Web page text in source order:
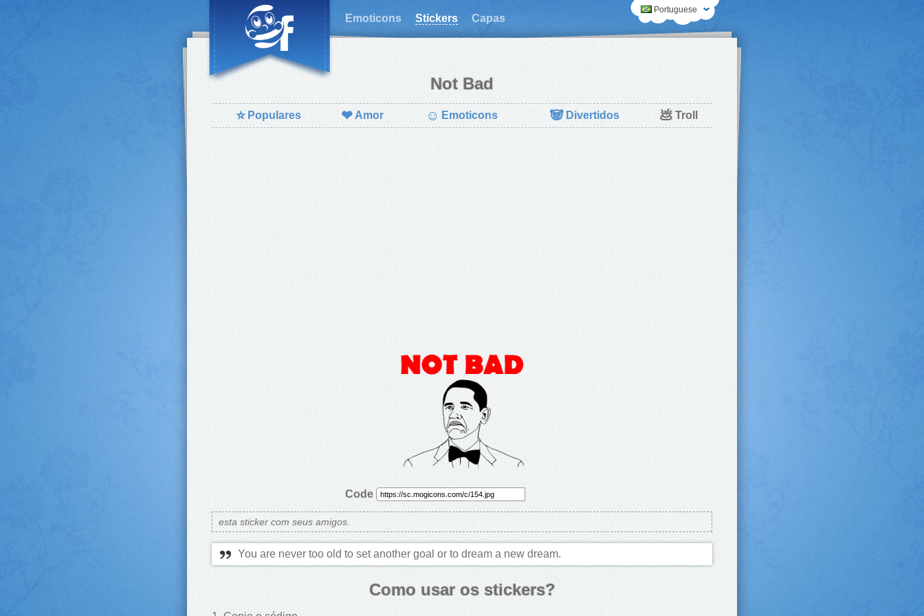
Emoticons Stickers Capas
Portuguese
Not Bad
⭐ Populares ❤ Amor ☺ Emoticons 🐼 Divertidos 💩 Troll
Code
esta sticker com seus amigos.
You are never too old to set another goal or to dream a new dream.
Como usar os stickers?